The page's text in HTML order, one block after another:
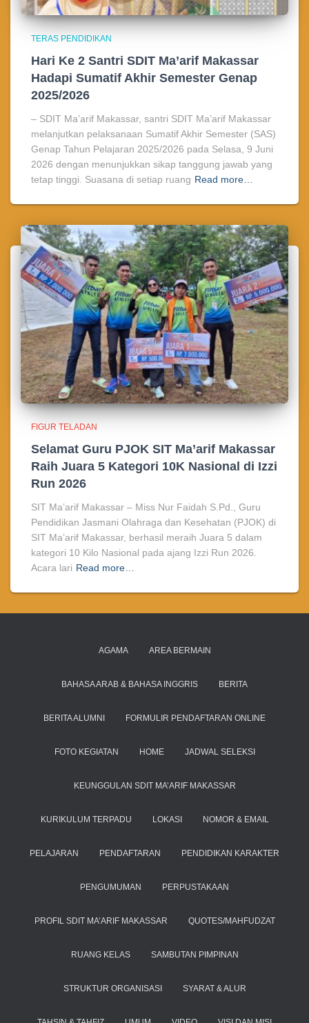
TERAS PENDIDIKAN
Hari Ke 2 Santri SDIT Ma’arif Makassar
Hadapi Sumatif Akhir Semester Genap
2025/2026
– SDIT Ma’arif Makassar, santri SDIT Ma’arif Makassar
melanjutkan pelaksanaan Sumatif Akhir Semester (SAS)
Genap Tahun Pelajaran 2025/2026 pada Selasa, 9 Juni
2026 dengan menunjukkan sikap tanggung jawab yang
tetap tinggi. Suasana di setiap ruang Read more…
FIGUR TELADAN
Selamat Guru PJOK SIT Ma’arif Makassar
Raih Juara 5 Kategori 10K Nasional di Izzi
Run 2026
SIT Ma’arif Makassar – Miss Nur Faidah S.Pd., Guru
Pendidikan Jasmani Olahraga dan Kesehatan (PJOK) di
SIT Ma’arif Makassar, berhasil meraih Juara 5 dalam
kategori 10 Kilo Nasional pada ajang Izzi Run 2026.
Acara lari Read more…
AGAMA AREA BERMAIN
BAHASA ARAB & BAHASA INGGRIS BERITA
BERITA ALUMNI FORMULIR PENDAFTARAN ONLINE
FOTO KEGIATAN HOME JADWAL SELEKSI
KEUNGGULAN SDIT MA’ARIF MAKASSAR
KURIKULUM TERPADU LOKASI NOMOR & EMAIL
PELAJARAN PENDAFTARAN PENDIDIKAN KARAKTER
PENGUMUMAN PERPUSTAKAAN
PROFIL SDIT MA’ARIF MAKASSAR QUOTES/MAHFUDZAT
RUANG KELAS SAMBUTAN PIMPINAN
STRUKTUR ORGANISASI SYARAT & ALUR